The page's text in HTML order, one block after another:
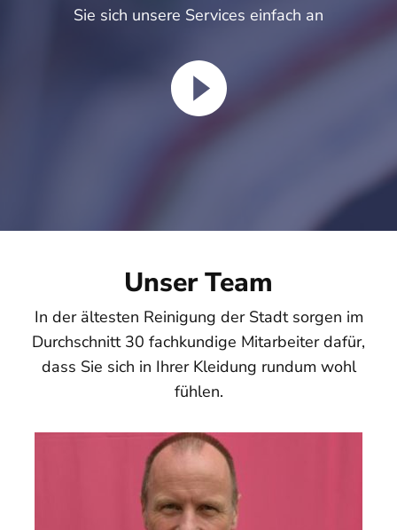
Sie sich unsere Services einfach an
Unser Team
In der ältesten Reinigung der Stadt sorgen im
Durchschnitt 30 fachkundige Mitarbeiter dafür,
dass Sie sich in Ihrer Kleidung rundum wohl
fühlen.